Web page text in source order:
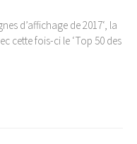
d’affichage de 2017‘, la
cette fois-ci le ‘Top 50 des